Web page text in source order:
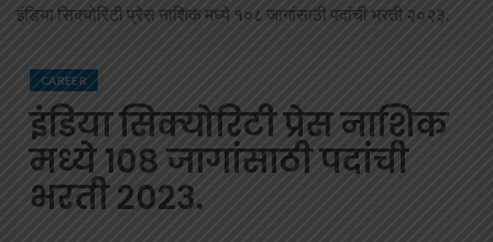
इंडिया सिक्योरिटी प्रेस नाशिक मध्ये १०८ जागांसाठी पदांची भरती २०२३.
CAREER
इंडिया सिक्योरिटी प्रेस नाशिक
मध्ये १०८ जागांसाठी पदांची
भरती २०२३.